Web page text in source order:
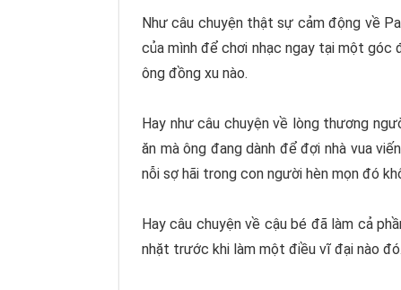
Như câu chuyện thật sự cảm động về
của mình để chơi nhạc ngay tại một góc
ông đồng xu nào.
Hay như câu chuyện về lòng thương
ăn mà ông đang dành để đợi nhà vua
nỗi sợ hãi trong con người hèn mọn đó
Hay câu chuyện về cậu bé đã làm cả
nhặt trước khi làm một điều vĩ đại nào